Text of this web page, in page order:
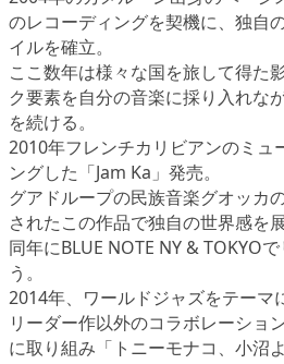
のレコーディングを契機に、独自
イルを確立。
ここ数年は様々な国を旅して得た
ク要素を自分の音楽に採り入れな
を続ける。
2010年フレンチカリビアンのミュ
ングした「Jam Ka」発売。
グアドループの民族音楽グオッカ
されたこの作品で独自の世界感を展
同年にBLUE NOTE NY & TOKYO
う。
2014年、ワールドジャズをテーマ
リーダー作以外のコラボレーショ
に取り組み「トニーモナコ、小沼